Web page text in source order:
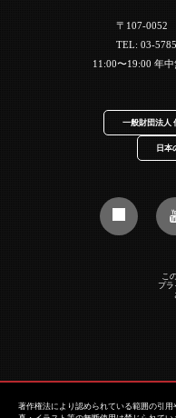
〒107-0052
TEL: 03-
11:00〜19:00 年
一般財団法人
日本
こ
プラ
著作権法により認められている範囲の引